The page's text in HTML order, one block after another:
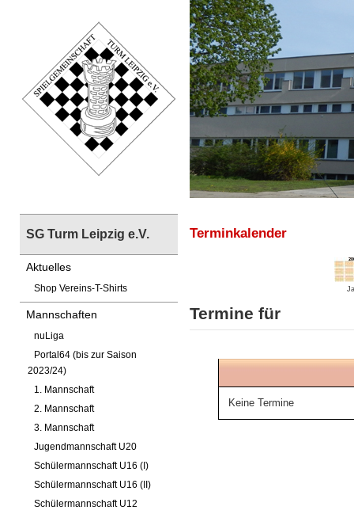
SG Turm Leipzig e.V.
Aktuelles
Shop Vereins-T-Shirts
Mannschaften
nuLiga
Portal64 (bis zur Saison
2023/24)
1. Mannschaft
2. Mannschaft
3. Mannschaft
Jugendmannschaft U20
Schülermannschaft U16 (I)
Schülermannschaft U16 (II)
Schülermannschaft U12
Terminkalender
Termine für
Keine Termine